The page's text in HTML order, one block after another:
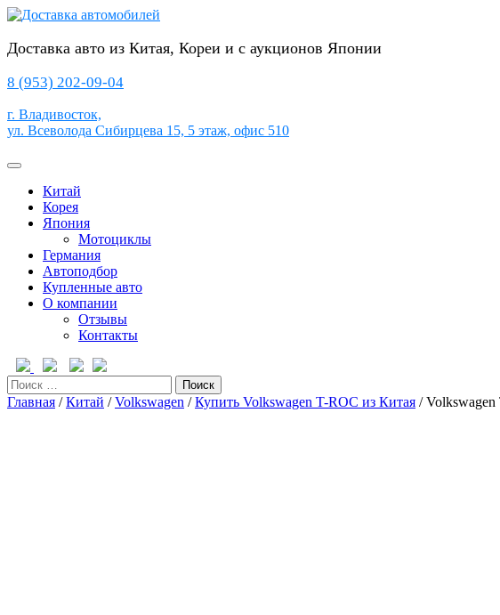
Перейти
содержимому
Доставка авто из Китая, Кореи и с аукционов Японии
8 (953) 202-09-04
г. Владивосток,
ул. Всеволода Сибирцева 15, 5 этаж, офис 510
Кнопка
ОткрытьКитай
Корея
Япония
Мотоциклы
Германия
Автоподбор
Купленные авто
О компании
Отзывы
Контакты
Кнопка
Закрыть
Поиск
Главная /Китай /Volkswagen /Купить Volkswagen T-ROC из Китая /